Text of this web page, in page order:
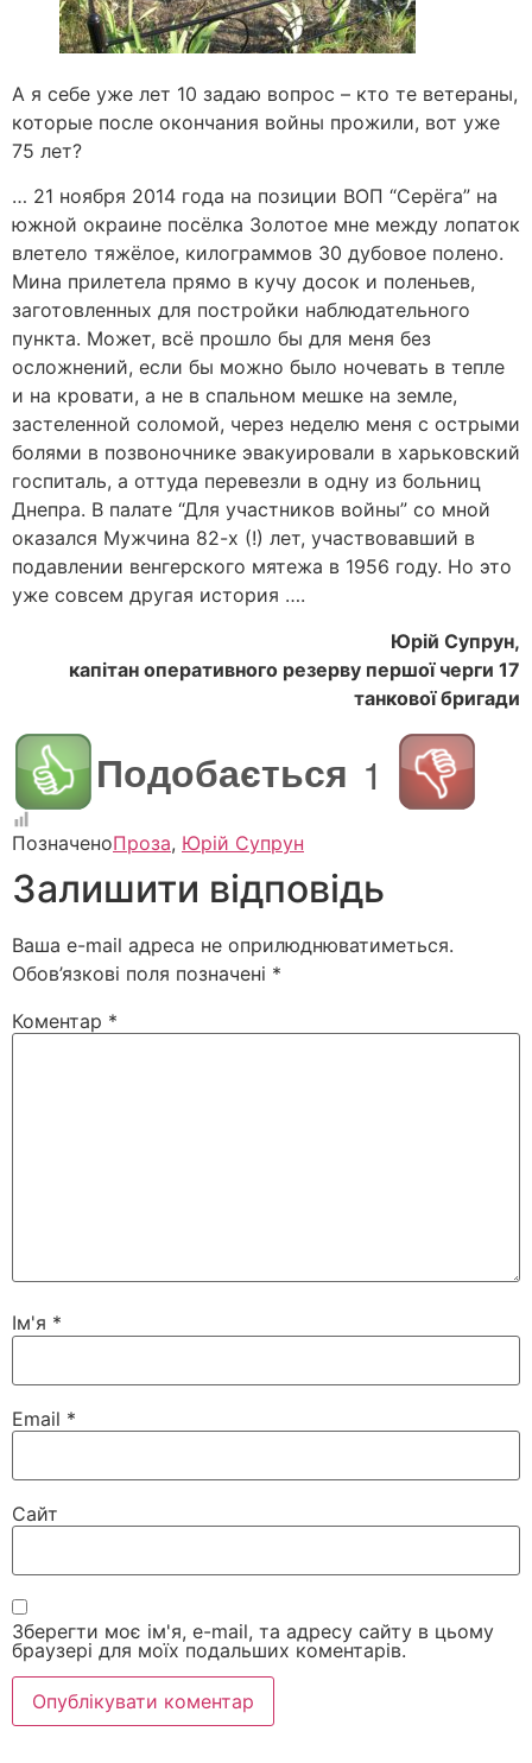
А я себе уже лет 10 задаю вопрос – кто те ветераны,
которые после окончания войны прожили, вот уже
75 лет?
… 21 ноября 2014 года на позиции ВОП “Серёга” на
южной окраине посёлка Золотое мне между лопаток
влетело тяжёлое, килограммов 30 дубовое полено.
Мина прилетела прямо в кучу досок и поленьев,
заготовленных для постройки наблюдательного
пункта. Может, всё прошло бы для меня без
осложнений, если бы можно было ночевать в тепле
и на кровати, а не в спальном мешке на земле,
застеленной соломой, через неделю меня с острыми
болями в позвоночнике эвакуировали в харьковский
госпиталь, а оттуда перевезли в одну из больниц
Днепра. В палате “Для участников войны” со мной
оказался Мужчина 82-х (!) лет, участвовавший в
подавлении венгерского мятежа в 1956 году. Но это
уже совсем другая история ….
Юрій Супрун,
капітан оперативного резерву першої черги 17
танкової бригади
Подобається 1
ПозначеноПроза, Юрій Супрун
Залишити відповідь
Ваша e-mail адреса не оприлюднюватиметься.
Обов’язкові поля позначені *
Коментар *
Ім'я *
Email *
Сайт
Зберегти моє ім'я, e-mail, та адресу сайту в цьому
браузері для моїх подальших коментарів.